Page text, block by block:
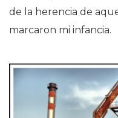
de la herencia de
marcaron mi infancia.